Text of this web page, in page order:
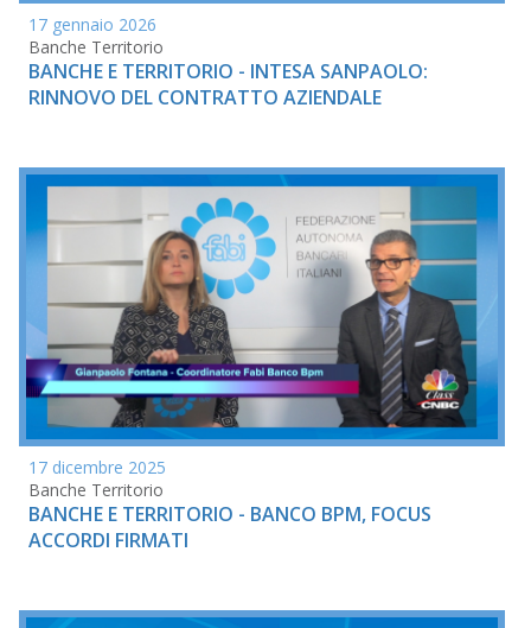
17 gennaio 2026
Banche Territorio
BANCHE E TERRITORIO - INTESA SANPAOLO:
RINNOVO DEL CONTRATTO AZIENDALE
17 dicembre 2025
Banche Territorio
BANCHE E TERRITORIO - BANCO BPM, FOCUS
ACCORDI FIRMATI